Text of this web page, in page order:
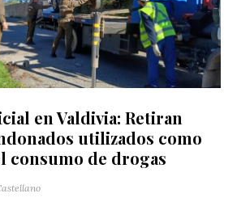
en Valdivia: Retiran
utilizados como
consumo de drogas